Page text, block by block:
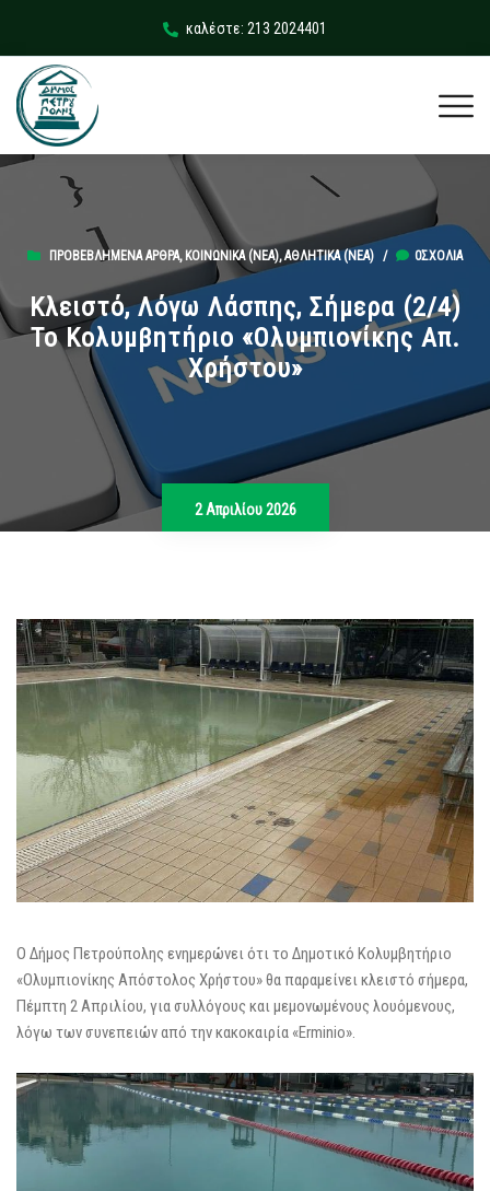
καλέστε: 213 2024401
ΠΡΟΒΕΒΛΗΜΈΝΑ ΆΡΘΡΑ, ΚΟΙΝΩΝΙΚΆ (ΝΕΑ),ΑΘΛΗΤΙΚΆ (ΝΕΑ) / 0ΣΧΌΛΙΑ
Κλειστό, Λόγω Λάσπης, Σήμερα (2/4)
Το Κολυμβητήριο «Ολυμπιονίκης Απ.
Χρήστου»
2 Απριλίου 2026
Ο Δήμος Πετρούπολης ενημερώνει ότι το Δημοτικό Κολυμβητήριο
«Ολυμπιονίκης Απόστολος Χρήστου» θα παραμείνει κλειστό σήμερα,
Πέμπτη 2 Απριλίου, για συλλόγους και μεμονωμένους λουόμενους,
λόγω των συνεπειών από την κακοκαιρία «Erminio».